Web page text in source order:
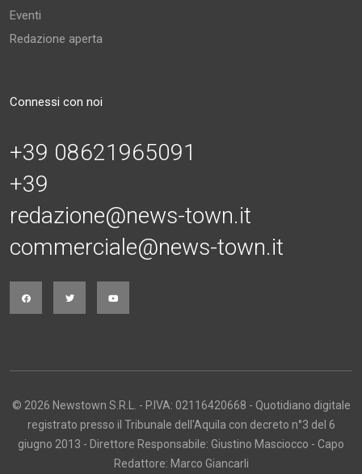
Eventi
Redazione aperta
Connessi con noi
+39 08621965091
+39
redazione@news-town.it
commerciale@news-town.it
© 2026 Newstown S.R.L. - P.IVA: 02116420668 - Quotidiano digitale
registrato presso il Tribunale dell'Aquila con decreto n°3 del 6
giugno 2013 - Direttore Responsabile: Giustino Masciocco - Capo
Redattore: Marco Giancarli